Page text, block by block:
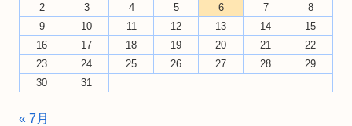
2
3 4 5 6 7
8
9
10 11 12 13 14
15
16
17 18 19 20 21
22
23
24 25 26 27 28
29
30
31
« 7月